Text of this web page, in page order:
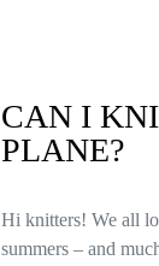
CAN I
PLANE?
Hi knitters! We all
summers – and